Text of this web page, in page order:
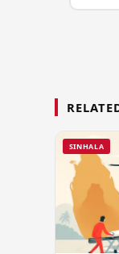
SINHALA